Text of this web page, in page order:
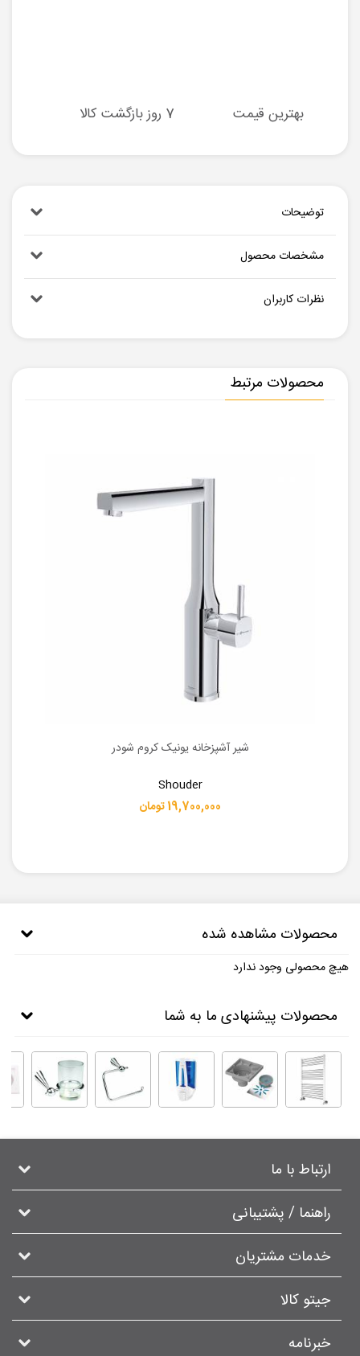
بهترین قیمت 7 روز بازگشت کالا
توضیحات
مشخصات محصول
نظرات کاربران
محصولات مرتبط
شیر آشپزخانه یونیک کروم شودر
Shouder
19,700,000 تومان
محصولات مشاهده شده
هیچ محصولی وجود ندارد
محصولات پیشنهادی ما به شما
ارتباط با ما
راهنما / پشتیبانی
خدمات مشتریان
جیتو کالا
خبرنامه